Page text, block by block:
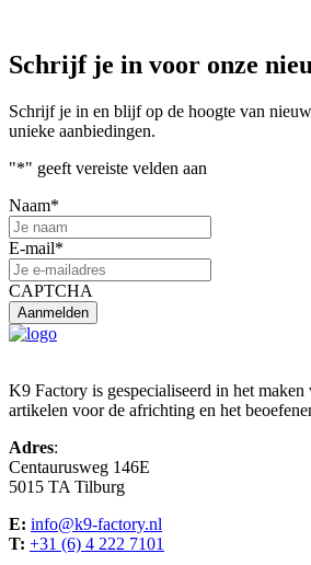
Schrijf je in voor onze
Schrijf je in en blijf op de hoogte van
unieke aanbiedingen.
"*" geeft vereiste velden aan
Naam*
E-mail*
CAPTCHA
K9 Factory is gespecialiseerd in het maken
artikelen voor de africhting en het
Adres:
Centaurusweg 146E
5015 TA Tilburg
E: info@k9-factory.nl
T: +31 (6) 4 222 7101